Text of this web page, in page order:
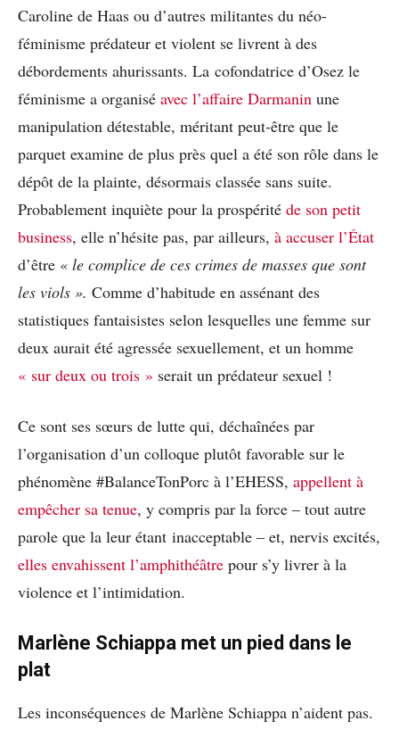
Caroline de Haas ou d’autres militantes du néo-
féminisme prédateur et violent se livrent à des
débordements ahurissants. La cofondatrice d’Osez le
féminisme a organisé avec l’affaire Darmanin une
manipulation détestable, méritant peut-être que le
parquet examine de plus près quel a été son rôle dans le
dépôt de la plainte, désormais classée sans suite.
Probablement inquiète pour la prospérité de son petit
business, elle n’hésite pas, par ailleurs, à accuser l’État
d’être « le complice de ces crimes de masses que sont
les viols ». Comme d’habitude en assénant des
statistiques fantaisistes selon lesquelles une femme sur
deux aurait été agressée sexuellement, et un homme
« sur deux ou trois » serait un prédateur sexuel !
Ce sont ses sœurs de lutte qui, déchaînées par
l’organisation d’un colloque plutôt favorable sur le
phénomène #BalanceTonPorc à l’EHESS, appellent à
empêcher sa tenue, y compris par la force – tout autre
parole que la leur étant inacceptable – et, nervis excités,
elles envahissent l’amphithéâtre pour s’y livrer à la
violence et l’intimidation.
Marlène Schiappa met un pied dans le
plat
Les inconséquences de Marlène Schiappa n’aident pas.